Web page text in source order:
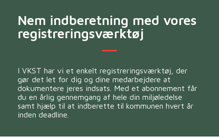
Nem indberetning med vores
registreringsværktøj
I VKST har vi et enkelt registreringsværktøj, der
gør det let for dig og dine medarbejdere at
dokumentere jeres indsats. Med et abonnement får
du en årlig gennemgang af hele din miljøledelse
samt hjælp til at indberette til kommunen hvert år
inden deadline.